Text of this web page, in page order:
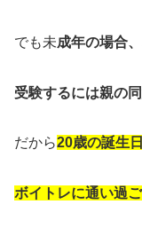
でも未成年の場合
受験するには親の
だから20歳の誕生
ボイトレに通い過